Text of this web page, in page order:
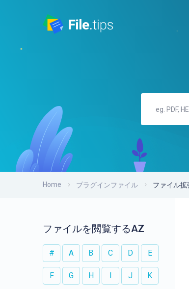
Home プラグインファイル ファイル拡
ファイルを閲覧するAZ
# A B C D E
F G H I J K